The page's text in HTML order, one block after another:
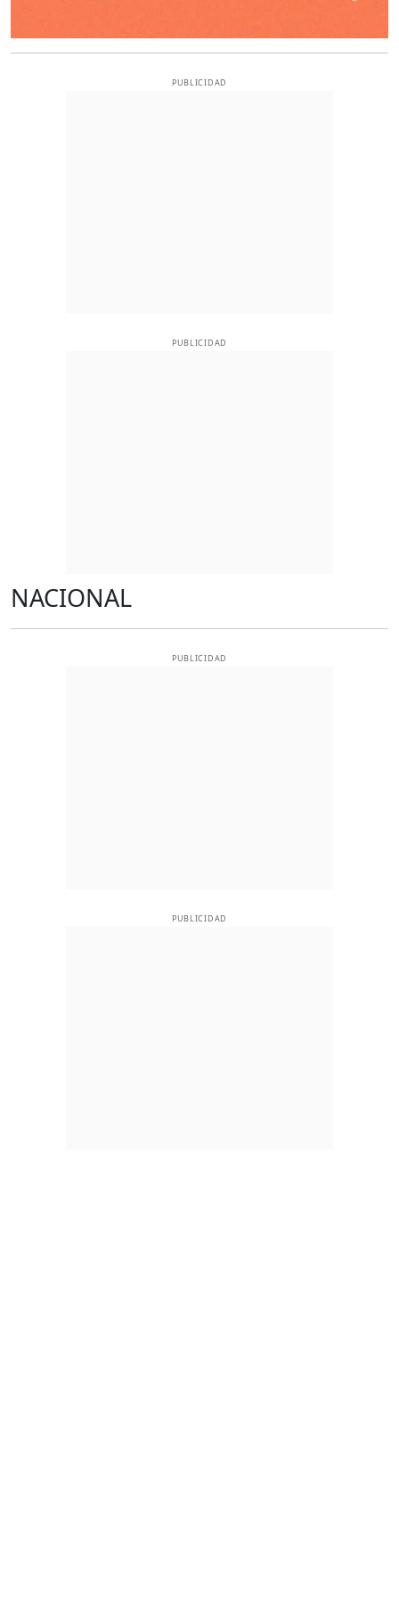
PUBLICIDAD
PUBLICIDAD
NACIONAL
PUBLICIDAD
PUBLICIDAD